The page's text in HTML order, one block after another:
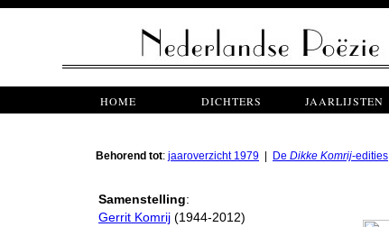
HOME DICHTERS JAARLIJSTEN
Behorend tot: jaaroverzicht 1979 De Dikke Komrij-edities
Samenstelling:
Gerrit Komrij (1944-2012)